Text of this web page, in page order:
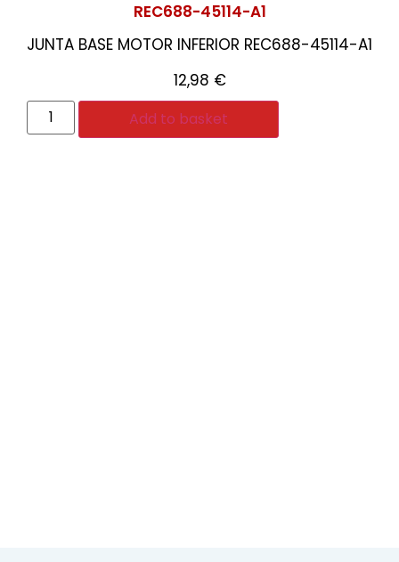
REC688-45114-A1
JUNTA BASE MOTOR INFERIOR REC688-45114-A1
12,98 €
Add to basket